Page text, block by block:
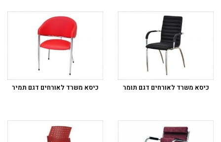
כיסא משרד לאורחים דגם תומר כיסא משרד לאורחים דגם תמיר